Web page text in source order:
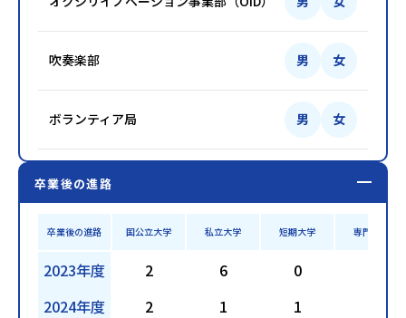
吹奏楽部 男 女
ボランティア局 男 女
卒業後の進路
卒業後の進路 国公立大学 私立大学 短期大学 専門学校
2023年度 2 6 0
2024年度
2 1 1